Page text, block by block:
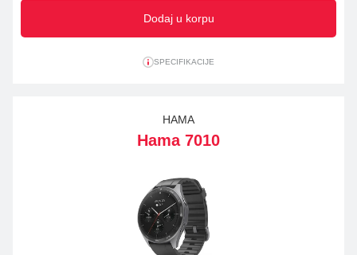
Dodaj u korpu
SPECIFIKACIJE
HAMA
Hama 7010